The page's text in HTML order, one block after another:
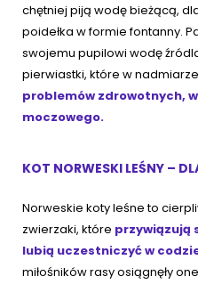
chętniej piją wodę bieżącą,
poidełka w formie fontanny.
swojemu pupilowi wodę
pierwiastki, które w
problemów zdrowotnych,
moczowego.
KOT NORWESKI LEŚNY –
Norweskie koty leśne to
zwierzaki, które przywiązują
lubią uczestniczyć w
miłośników rasy osiągnęły